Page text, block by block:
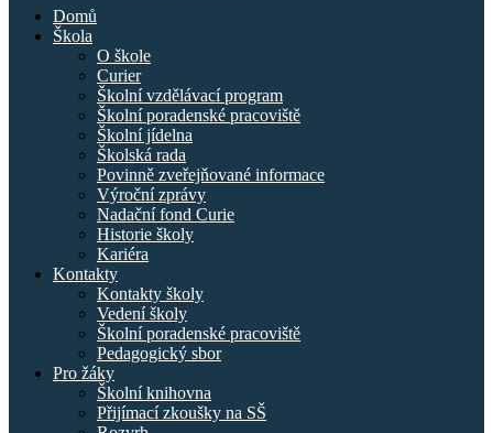
Domů
Škola
O škole
Curier
Školní vzdělávací program
Školní poradenské pracoviště
Školní jídelna
Školská rada
Povinně zveřejňované informace
Výroční zprávy
Nadační fond Curie
Historie školy
Kariéra
Kontakty
Kontakty školy
Vedení školy
Školní poradenské pracoviště
Pedagogický sbor
Pro žáky
Školní knihovna
Přijímací zkoušky na SŠ